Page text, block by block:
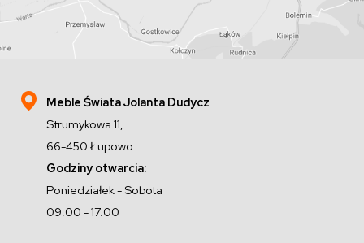
Meble Świata Jolanta Dudycz
Strumykowa 11,
66-450 Łupowo
Godziny otwarcia:
Poniedziałek - Sobota
09.00 - 17.00